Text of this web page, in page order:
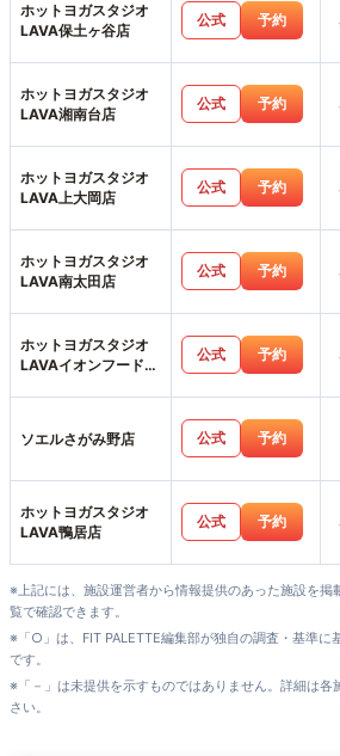
ホットヨガスタジオ
LAVA保土ヶ谷店
公式 予約
ホットヨガスタジオ
LAVA湘南台店
公式 予約
ホットヨガスタジオ
LAVA上大岡店
公式 予約
ホットヨガスタジオ
LAVA南太田店
公式 予約
ホットヨガスタジオ
LAVAイオンフードス
公式 予約
ソエルさがみ野店 公式 予約
ホットヨガスタジオ
LAVA鴨居店
公式 予約
※上記には、施設運営者から情報提供のあった施設を掲
覧で確認できます。
※「○」は、FIT PALETTE編集部が独自の調査・基準に
です。
※「－」は未提供を示すものではありません。詳細は各
さい。